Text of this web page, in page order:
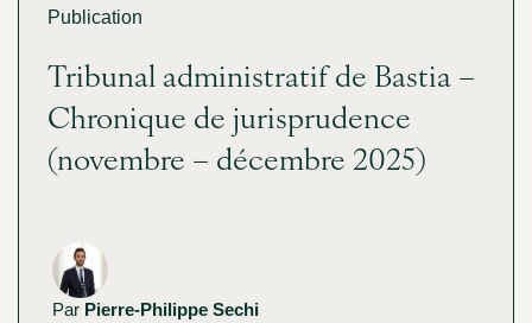
Publication
Tribunal administratif de Bastia –
Chronique de jurisprudence
(novembre – décembre 2025)
Par Pierre-Philippe Sechi